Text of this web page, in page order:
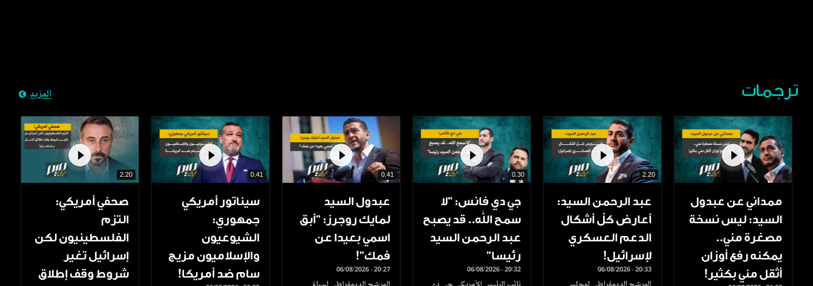
ترجمات المزيد
ممداني عن عبدول
السيد: ليس نسخة
مصغرة مني..
يمكنه رفع أوزان
أثقل مني بكثير!
2.20
عبد الرحمن السيد:
أعارض كلّ أشكال
الدعم العسكري
لإسرائيل!
06/08/2026 - 20:33
0.30
جي دي فانس: ”لا
سمح الله.. قد يصبح
عبد الرحمن السيد
رئيسا”
06/08/2026 - 20:32
0.41
عبدول السيد
لمايك روجرز: "أبق
اسمي بعيدا عن
فمك"!
06/08/2026 - 20:27
0.41
سيناتور أمريكي
جمهوري:
الشيوعيون
والإسلاميون مزيج
سام ضد أمريكا!
2.20
صحفي أمريكي:
التزم
الفلسطينيون لكن
إسرائيل تغير
شروط وقف إطلاق